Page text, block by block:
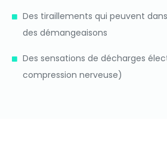
Des tiraillements qui peuvent
des démangeaisons
Des sensations de décharges
compression nerveuse)